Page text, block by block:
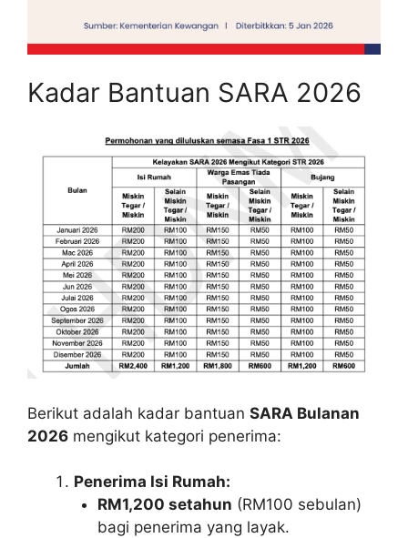
Kadar Bantuan SARA 2026
Berikut adalah kadar bantuan SARA Bulanan
2026 mengikut kategori penerima:
Penerima Isi Rumah:
RM1,200 setahun (RM100 sebulan)
bagi penerima yang layak.